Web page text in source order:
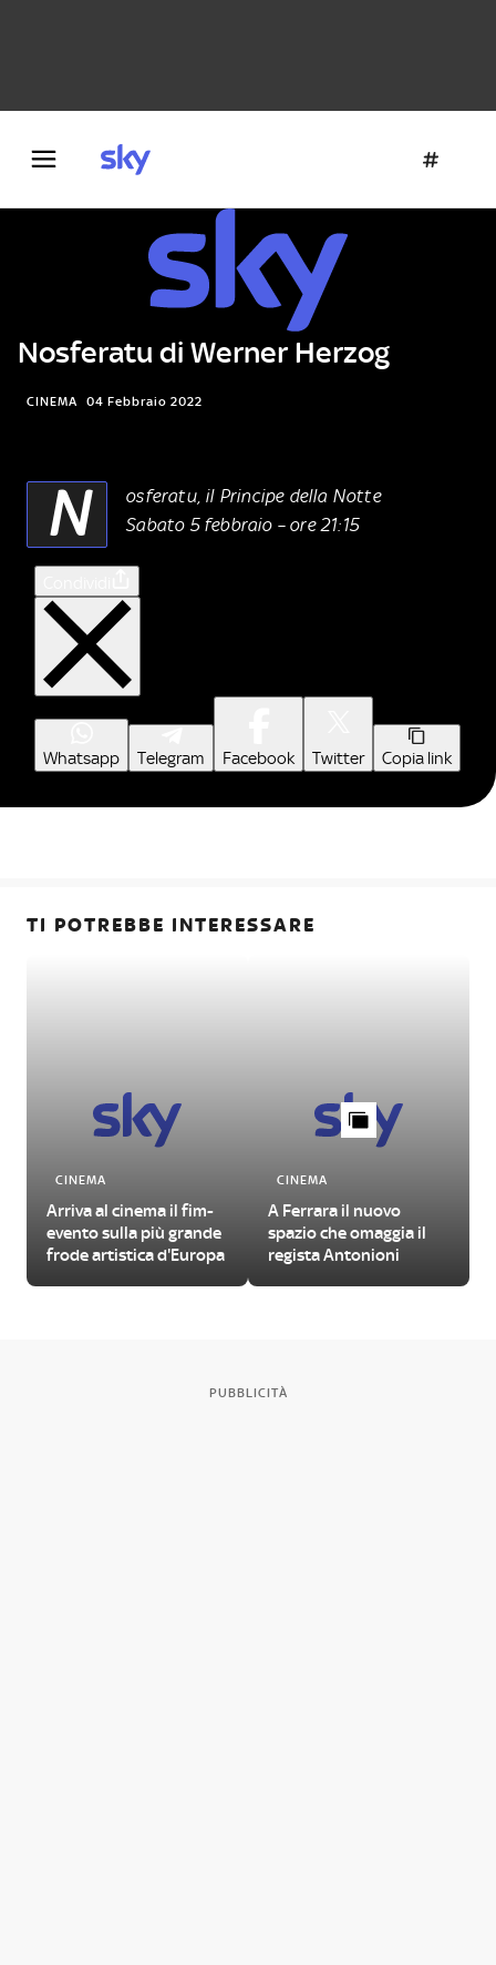
Nosferatu di Werner Herzog
CINEMA 04 Febbraio 2022
N
osferatu, il Principe della Notte
Sabato 5 febbraio – ore 21:15
Whatsapp Telegram Facebook Twitter Copia link
TI POTREBBE INTERESSARE
CINEMA
Arriva al cinema il fim-
evento sulla più grande
frode artistica d'Europa
CINEMA
A Ferrara il nuovo
spazio che omaggia il
regista Antonioni
PUBBLICITÀ